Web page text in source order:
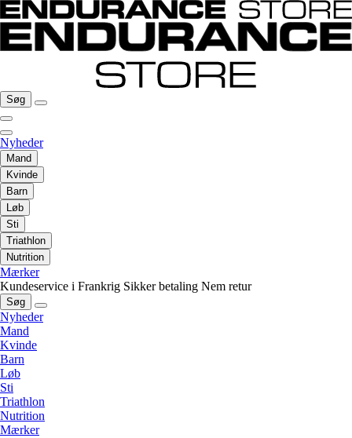
Søg
Nyheder
Mand
Kvinde
Barn
Løb
Sti
Triathlon
Nutrition
Mærker
Kundeservice i Frankrig Sikker betaling Nem retur
Søg
Nyheder
Mand
Kvinde
Barn
Løb
Sti
Triathlon
Nutrition
Mærker